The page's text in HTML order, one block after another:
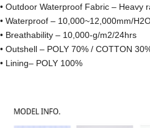
• Outdoor Waterproof Fabric – Heavy
• Waterproof – 10,000~12,000mm/
• Breathability – 10,000-g/m2/24hrs
• Outshell – POLY 70% / COTTON
• Lining– POLY 100%